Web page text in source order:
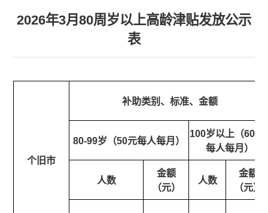
2026年3月80周岁以上高龄津贴发放公示
表
个旧市
补助类别、标准、金额
80-99岁（50元每人每月）
100岁以上（600
每人每月）
人数
金额
（元）
人数
金额
（元）